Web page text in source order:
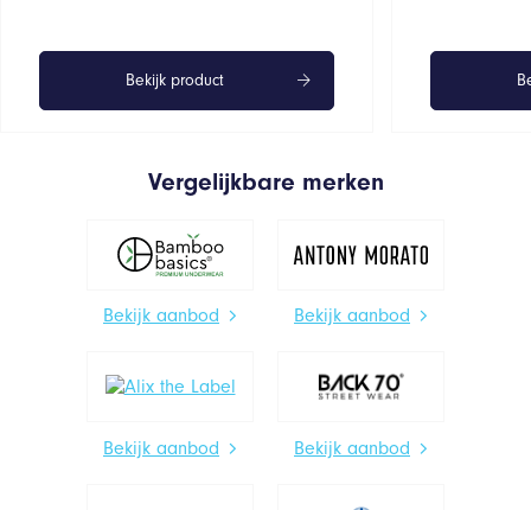
Bekijk product
Vergelijkbare merken
Bekijk aanbod Bekijk aanbod
Bekijk aanbod Bekijk aanbod